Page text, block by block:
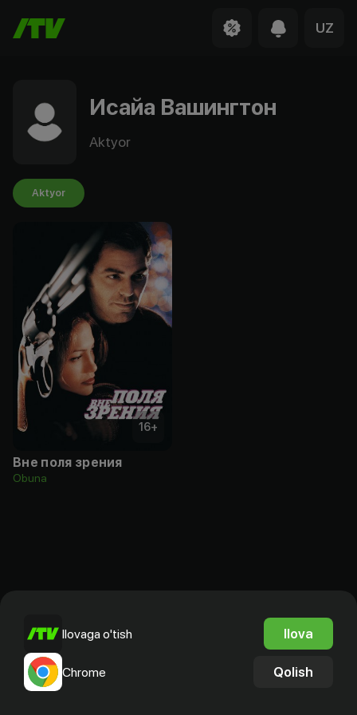
UZ
Исайа Вашингтон
Aktyor
Aktyor
16+
Вне поля зрения
Obuna
Ilovaga o'tish Ilova
Chrome Qolish